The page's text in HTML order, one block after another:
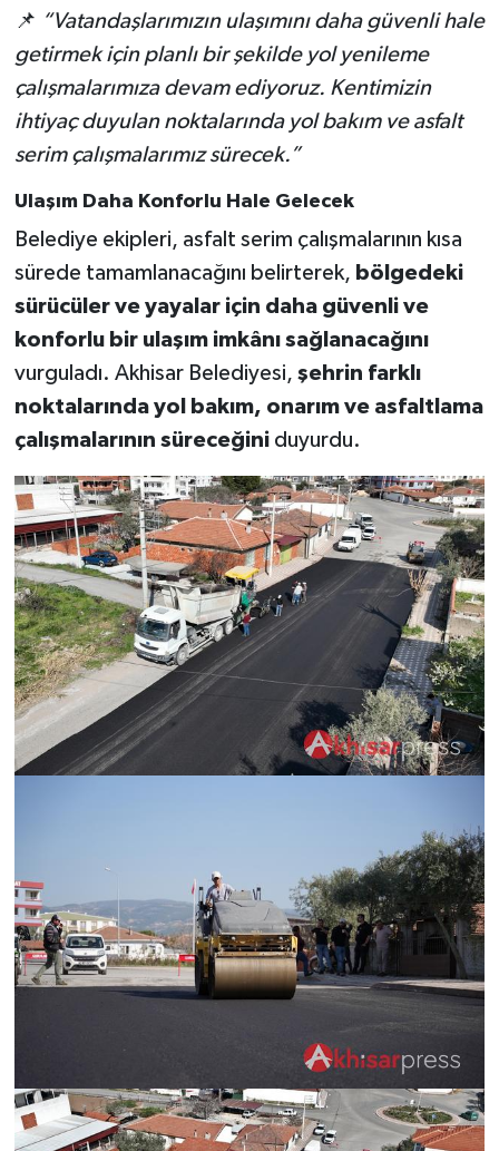
📌 “Vatandaşlarımızın ulaşımını daha güvenli hale
getirmek için planlı bir şekilde yol yenileme
çalışmalarımıza devam ediyoruz. Kentimizin
ihtiyaç duyulan noktalarında yol bakım ve asfalt
serim çalışmalarımız sürecek.”
Ulaşım Daha Konforlu Hale Gelecek
Belediye ekipleri, asfalt serim çalışmalarının kısa
sürede tamamlanacağını belirterek, bölgedeki
sürücüler ve yayalar için daha güvenli ve
konforlu bir ulaşım imkânı sağlanacağını
vurguladı. Akhisar Belediyesi, şehrin farklı
noktalarında yol bakım, onarım ve asfaltlama
çalışmalarının süreceğiniduyurdu.